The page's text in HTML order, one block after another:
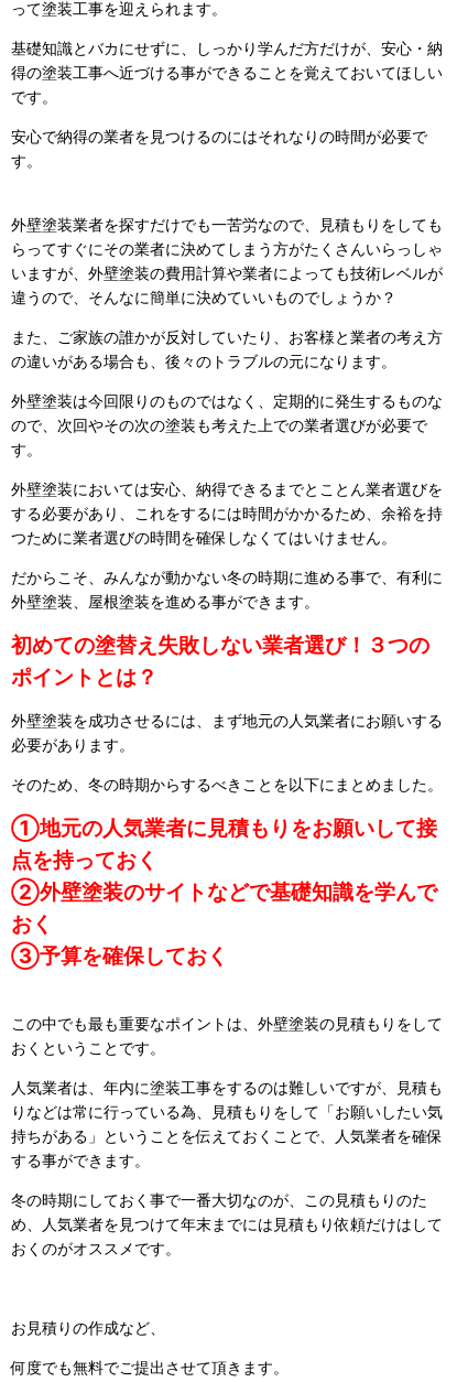
って塗装工事を迎えられます。
基礎知識とバカにせずに、しっかり学んだ方だけが、安心・納
得の塗装工事へ近づける事ができることを覚えておいてほしい
です。
安心で納得の業者を見つけるのにはそれなりの時間が必要で
す。
外壁塗装業者を探すだけでも一苦労なので、見積もりをしても
らってすぐにその業者に決めてしまう方がたくさんいらっしゃ
いますが、外壁塗装の費用計算や業者によっても技術レベルが
違うので、そんなに簡単に決めていいものでしょうか？
また、ご家族の誰かが反対していたり、お客様と業者の考え方
の違いがある場合も、後々のトラブルの元になります。
外壁塗装は今回限りのものではなく、定期的に発生するものな
ので、次回やその次の塗装も考えた上での業者選びが必要で
す。
外壁塗装においては安心、納得できるまでとことん業者選びを
する必要があり、これをするには時間がかかるため、余裕を持
つために業者選びの時間を確保しなくてはいけません。
だからこそ、みんなが動かない冬の時期に進める事で、有利に
外壁塗装、屋根塗装を進める事ができます。
初めての塗替え失敗しない業者選び！３つの
ポイントとは？
外壁塗装を成功させるには、まず地元の人気業者にお願いする
必要があります。
そのため、冬の時期からするべきことを以下にまとめました。
①地元の人気業者に見積もりをお願いして接
点を持っておく
②外壁塗装のサイトなどで基礎知識を学んで
おく
③予算を確保しておく
この中でも最も重要なポイントは、外壁塗装の見積もりをして
おくということです。
人気業者は、年内に塗装工事をするのは難しいですが、見積も
りなどは常に行っている為、見積もりをして「お願いしたい気
持ちがある」ということを伝えておくことで、人気業者を確保
する事ができます。
冬の時期にしておく事で一番大切なのが、この見積もりのた
め、人気業者を見つけて年末までには見積もり依頼だけはして
おくのがオススメです。
お見積りの作成など、
何度でも無料でご提出させて頂きます。